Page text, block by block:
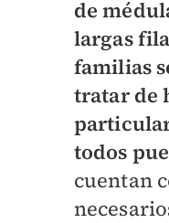
de
largas
familias
tratar de
todos
cuentan